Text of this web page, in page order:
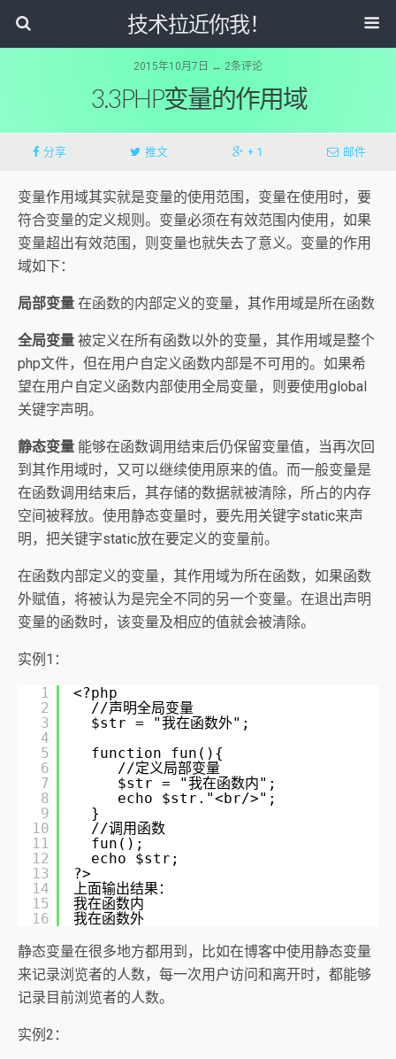
技术拉近你我！
2015年10月7日 ↔ 2条评论
3.3PHP变量的作用域
分享 推文 + 1 邮件
变量作用域其实就是变量的使用范围，变量在使用时，要
符合变量的定义规则。变量必须在有效范围内使用，如果
变量超出有效范围，则变量也就失去了意义。变量的作用
域如下：
局部变量 在函数的内部定义的变量，其作用域是所在函数
全局变量 被定义在所有函数以外的变量，其作用域是整个
php文件，但在用户自定义函数内部是不可用的。如果希
望在用户自定义函数内部使用全局变量，则要使用global
关键字声明。
静态变量 能够在函数调用结束后仍保留变量值，当再次回
到其作用域时，又可以继续使用原来的值。而一般变量是
在函数调用结束后，其存储的数据就被清除，所占的内存
空间被释放。使用静态变量时，要先用关键字static来声
明，把关键字static放在要定义的变量前。
在函数内部定义的变量，其作用域为所在函数，如果函数
外赋值，将被认为是完全不同的另一个变量。在退出声明
变量的函数时，该变量及相应的值就会被清除。
实例1：
1
2
3
4
5
6
7
8
9
10
11
12
13
14
15
16
<?php
//声明全局变量
$str = "我在函数外";
function fun(){
//定义局部变量
$str = "我在函数内";
echo $str."<br/>";
}
//调用函数
fun();
echo $str;
?>
上面输出结果：
我在函数内
我在函数外
静态变量在很多地方都用到，比如在博客中使用静态变量
来记录浏览者的人数，每一次用户访问和离开时，都能够
记录目前浏览者的人数。
实例2：